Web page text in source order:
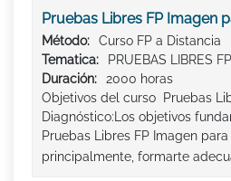
Pruebas Libres FP Imagen
Método:
Curso FP a Distancia
Tematica:
PRUEBAS LIBRES
Duración:
2000 horas
Objetivos del curso Pruebas
Diagnóstico:Los objetivos
Pruebas Libres FP Imagen
principalmente, formarte